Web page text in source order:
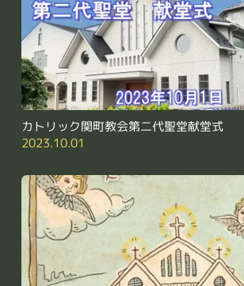
カトリック関町教会第二代聖堂献堂式
2023.10.01